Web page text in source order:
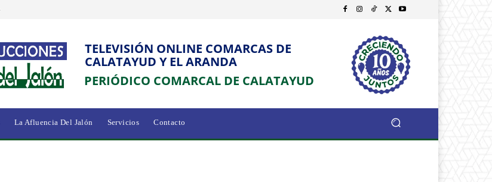
TELEVISIÓN ONLINE COMARCAS DE
CALATAYUD Y EL ARANDA
PERIÓDICO COMARCAL DE CALATAYUD
La Afluencia Del Jalón Servicios Contacto